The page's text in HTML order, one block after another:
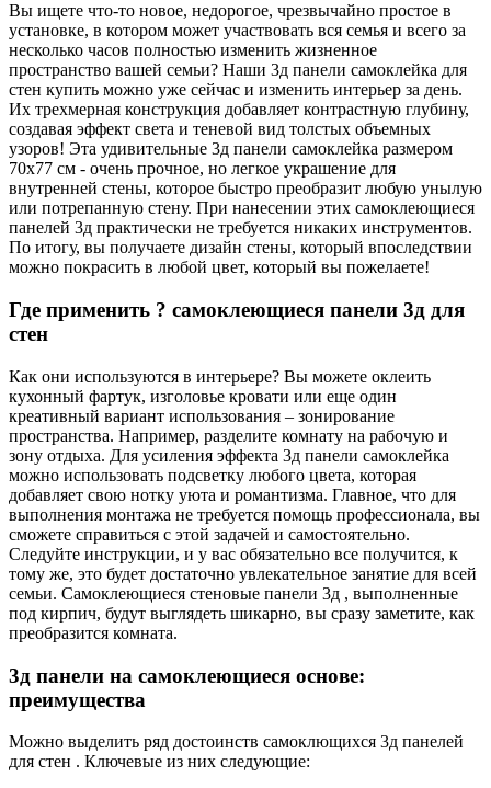
Вы ищете что-то новое, недорогое, чрезвычайно простое в
установке, в котором может участвовать вся семья и всего за
несколько часов полностью изменить жизненное
пространство вашей семьи? Наши 3д панели самоклейка для
стен купить можно уже сейчас и изменить интерьер за день.
Их трехмерная конструкция добавляет контрастную глубину,
создавая эффект света и теневой вид толстых объемных
узоров! Эта удивительные 3д панели самоклейка размером
70х77 см - очень прочное, но легкое украшение для
внутренней стены, которое быстро преобразит любую унылую
или потрепанную стену. При нанесении этих самоклеющиеся
панелей 3д практически не требуется никаких инструментов.
По итогу, вы получаете дизайн стены, который впоследствии
можно покрасить в любой цвет, который вы пожелаете!
Где применить ? самоклеющиеся панели 3д для
стен
Как они используются в интерьере? Вы можете оклеить
кухонный фартук, изголовье кровати или еще один
креативный вариант использования – зонирование
пространства. Например, разделите комнату на рабочую и
зону отдыха. Для усиления эффекта 3д панели самоклейка
можно использовать подсветку любого цвета, которая
добавляет свою нотку уюта и романтизма. Главное, что для
выполнения монтажа не требуется помощь профессионала, вы
сможете справиться с этой задачей и самостоятельно.
Следуйте инструкции, и у вас обязательно все получится, к
тому же, это будет достаточно увлекательное занятие для всей
семьи. Самоклеющиеся стеновые панели 3д , выполненные
под кирпич, будут выглядеть шикарно, вы сразу заметите, как
преобразится комната.
3д панели на самоклеющиеся основе:
преимущества
Можно выделить ряд достоинств самоклющихся 3д панелей
для стен . Ключевые из них следующие: